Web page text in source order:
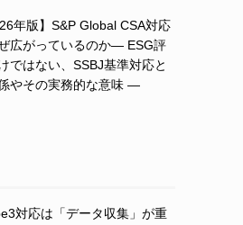
年版】S&P Global CSA対応
広がっているのか― ESG評
ではない、SSBJ基準対応と
やその実務的な意味 ―
対応は「データ収集」が重